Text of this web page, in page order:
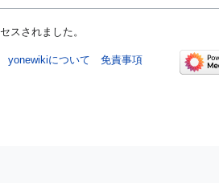
スされました。
yonewikiについて 免責事項